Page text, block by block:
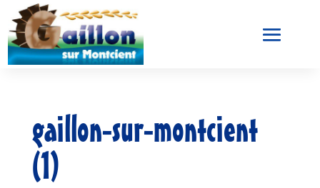
gaillon-sur-montcient
(1)